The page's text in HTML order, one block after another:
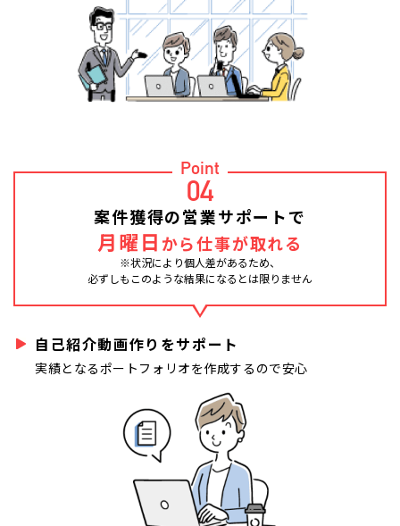
Point
04
案件獲得の営業サポートで
月曜日 から仕事が取れる
※状況により個人差があるため、
必ずしもこのような結果になるとは限りません
自己紹介動画作りをサポート
実績となるポートフォリオを作成するので安心